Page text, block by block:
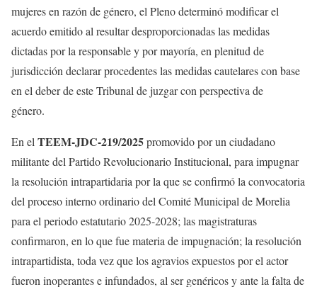
mujeres en razón de género, el Pleno determinó modificar el
acuerdo emitido al resultar desproporcionadas las medidas
dictadas por la responsable y por mayoría, en plenitud de
jurisdicción declarar procedentes las medidas cautelares con base
en el deber de este Tribunal de juzgar con perspectiva de
género.
En el TEEM-JDC-219/2025promovido por un ciudadano
militante del Partido Revolucionario Institucional, para impugnar
la resolución intrapartidaria por la que se confirmó la convocatoria
del proceso interno ordinario del Comité Municipal de Morelia
para el periodo estatutario 2025-2028; las magistraturas
confirmaron, en lo que fue materia de impugnación; la resolución
intrapartidista, toda vez que los agravios expuestos por el actor
fueron inoperantes e infundados, al ser genéricos y ante la falta de